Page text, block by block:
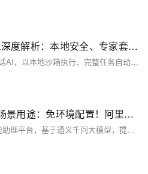
2026年阿里云QoderWork深度解析：本地安全、专家套件与自定义Skills手册
QoderWork区别于传统纯云端对话AI，以本地沙箱执行、完整任务自动化、多Agent团队、岗位专家套件四大核心优势，将AI能力从“文字建议”升级为可直接交付文件成果的智能实习生。普通办公者可用于文件、报表自动化，专业岗位使用专属套件完成合同、投研等专业工作，开发者依靠多智能体快速搭建项目，团队可共享自定义技能统一工作标准。同时本地存储、分层权限、自动备份机制解决企业敏感文档隐私顾虑，搭配错峰折扣、自定义技能等方式控制使用成本，覆盖个人、中小企业全场景办公自动化需求。
【阿里云官方】六大核心场景用途：免环境配置！阿里云OpenClaw官方镜像一键安装教程 开箱即用
阿里云官方推出的OpenClaw智能助理平台，基于通义千问大模型，提供六大核心场景：超级助理、内容创作、股票分析、一人团队、开发助手和海外运营。零代码3分钟快速部署，安全可靠、开箱即用，助力开发者高效成长与业务增长。